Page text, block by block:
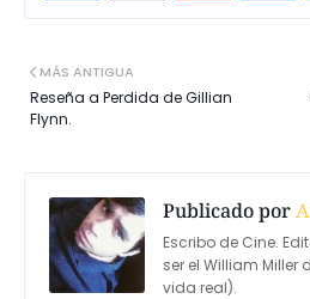
MÁS ANTIGUA
Reseña a Perdida de Gillian
Flynn.
Publicado por
Escribo de Cine.
ser el William Miller
vida real).